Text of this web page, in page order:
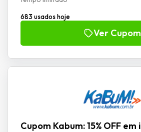
683 usados hoje
Ver Cupom
Cupom Kabum: 15% OFF em